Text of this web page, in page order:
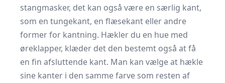
stangmasker, det kan også være en særlig kant,
som en tungekant, en flæsekant eller andre
former for kantning. Hækler du en hue med
øreklapper, klæder det den bestemt også at få
en fin afsluttende kant. Man kan vælge at hækle
sine kanter i den samme farve som resten af